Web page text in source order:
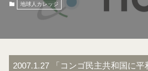
地球人カレッジ
2007.1.27 「コンゴ民主共和国に平